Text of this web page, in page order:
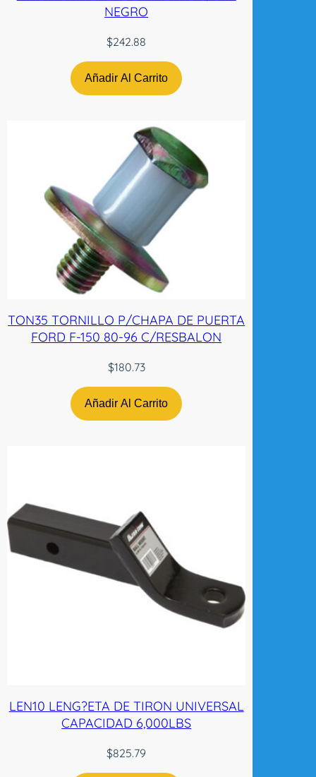
NEGRO
$242.88
Añadir Al Carrito
TON35 TORNILLO P/CHAPA DE PUERTA
FORD F-150 80-96 C/RESBALON
$180.73
Añadir Al Carrito
LEN10 LENG?ETA DE TIRON UNIVERSAL
CAPACIDAD 6,000LBS
$825.79